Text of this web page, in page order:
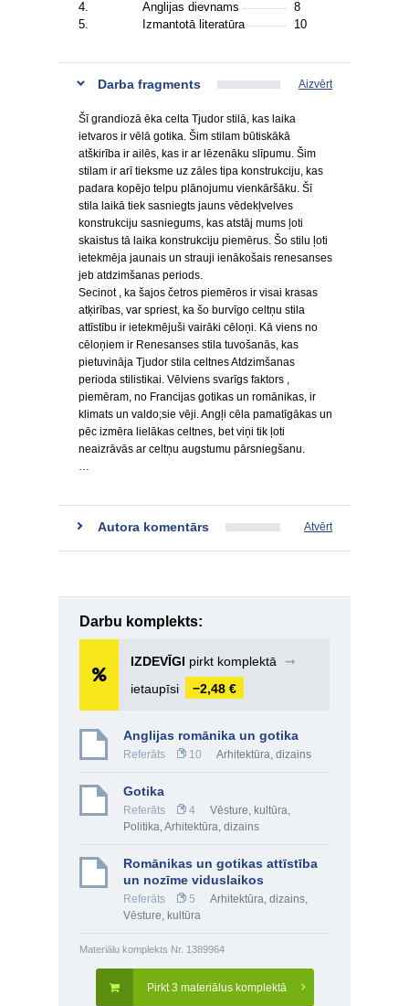
4. Anglijas dievnams
8
5.
Izmantotā literatūra 10
Darba fragments Aizvērt
Šī grandiozā ēka celta Tjudor stilā, kas laika
ietvaros ir vēlā gotika. Šim stilam būtiskākā
atškirība ir ailēs, kas ir ar lēzenāku slīpumu. Šim
stilam ir arī tieksme uz zāles tipa konstrukciju, kas
padara kopējo telpu plānojumu vienkāršāku. Šī
stila laikā tiek sasniegts jauns vēdekļvelves
konstrukciju sasniegums, kas atstāj mums ļoti
skaistus tā laika konstrukciju piemērus. Šo stilu ļoti
ietekmēja jaunais un strauji ienākošais renesanses
jeb atdzimšanas periods.
Secinot , ka šajos četros piemēros ir visai krasas
atķirības, var spriest, ka šo burvīgo celtņu stila
attīstību ir ietekmējuši vairāki cēloņi. Kā viens no
cēloņiem ir Renesanses stila tuvošanās, kas
pietuvināja Tjudor stila celtnes Atdzimšanas
perioda stilistikai. Vēlviens svarīgs faktors ,
piemēram, no Francijas gotikas un romānikas, ir
klimats un valdo;sie vēji. Angļi cēla pamatīgākas un
pēc izmēra lielākas celtnes, bet viņi tik ļoti
neaizrāvās ar celtņu augstumu pārsniegšanu.
…
Autora komentārs Atvērt
Darbu komplekts:
IZDEVĪGI pirkt komplektā
➞
ietaupīsi
−2,48 €
Anglijas romānika un gotika
Referāts 10 Arhitektūra, dizains
Gotika
Referāts 4 Vēsture, kultūra,
Politika,Arhitektūra, dizains
Romānikas un gotikas attīstība
un nozīme viduslaikos
Referāts 5 Arhitektūra, dizains,
Vēsture, kultūra
Materiālu komplekts Nr. 1389964
Pirkt 3 materiālus komplektā